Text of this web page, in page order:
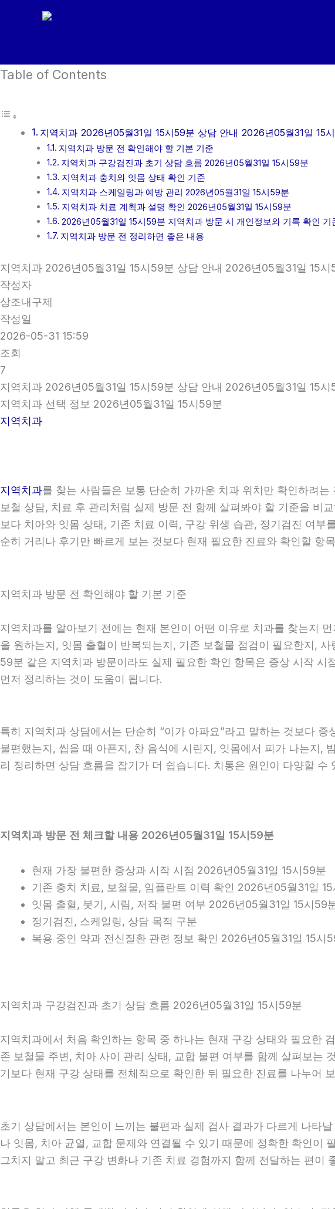
건
뛰
Table of Contents
지역치과 2026년05월31일 15시59분 상담 안내 2026년05월31일 15
지역치과 방문 전 확인해야 할 기본 기준
지역치과 구강검진과 초기 상담 흐름 2026년05월31일 15시59분
지역치과 충치와 잇몸 상태 확인 기준
지역치과 스케일링과 예방 관리 2026년05월31일 15시59분
지역치과 치료 계획과 설명 확인 2026년05월31일 15시59분
2026년05월31일 15시59분 지역치과 방문 시 개인정보와 기록 확인 기
지역치과 방문 전 정리하면 좋은 내용
지역치과 2026년05월31일 15시59분 상담 안내 2026년05월31일 15시
작성자
상조내구제
작성일
2026-05-31 15:59
조회
7
지역치과 2026년05월31일 15시59분 상담 안내 2026년05월31일 15시
지역치과 선택 정보 2026년05월31일 15시59분
지역치과
지역치과를 찾는 사람들은 보통 단순히 가까운 치과 위치만 확인하려
보철 상담, 치료 후 관리처럼 실제 방문 전 함께 살펴봐야 할 기준을 비
보다 치아와 잇몸 상태, 기존 치료 이력, 구강 위생 습관, 정기검진 여
순히 거리나 후기만 빠르게 보는 것보다 현재 필요한 진료와 확인할 항
지역치과 방문 전 확인해야 할 기본 기준
지역치과를 알아보기 전에는 현재 본인이 어떤 이유로 치과를 찾는지
을 원하는지, 잇몸 출혈이 반복되는지, 기존 보철물 점검이 필요한지,
59분 같은 지역치과 방문이라도 실제 필요한 확인 항목은 증상 시작
먼저 정리하는 것이 도움이 됩니다.
특히 지역치과 상담에서는 단순히 “이가 아파요”라고 말하는 것보다
불편했는지, 씹을 때 아픈지, 찬 음식에 시린지, 잇몸에서 피가 나는지,
리 정리하면 상담 흐름을 잡기가 더 쉽습니다. 치통은 원인이 다양할
지역치과 방문 전 체크할 내용 2026년05월31일 15시59분
현재 가장 불편한 증상과 시작 시점 2026년05월31일 15시59분
기존 충치 치료, 보철물, 임플란트 이력 확인 2026년05월31일
잇몸 출혈, 붓기, 시림, 저작 불편 여부 2026년05월31일 15시59
정기검진, 스케일링, 상담 목적 구분
복용 중인 약과 전신질환 관련 정보 확인 2026년05월31일 15시
지역치과 구강검진과 초기 상담 흐름 2026년05월31일 15시59분
지역치과에서 처음 확인하는 항목 중 하나는 현재 구강 상태와 필요한
존 보철물 주변, 치아 사이 관리 상태, 교합 불편 여부를 함께 살펴보는
기보다 현재 구강 상태를 전체적으로 확인한 뒤 필요한 진료를 나누어
초기 상담에서는 본인이 느끼는 불편과 실제 검사 결과가 다르게 나타
나 잇몸, 치아 균열, 교합 문제와 연결될 수 있기 때문에 정확한 확인이
그치지 말고 최근 구강 변화나 기존 치료 경험까지 함께 전달하는 편이